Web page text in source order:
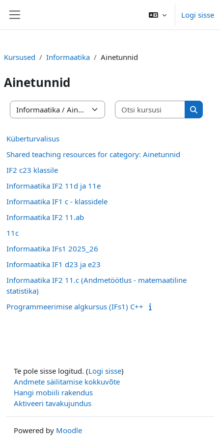
Logi sisse
Kursused Informaatika Ainetunnid
Ainetunnid
Kursuste kategooriad
Otsi
Otsi
Küberturvalisus
Shared teaching resources for category: Ainetunnid
IF2 c23 klassile
Informaatika IF2 11d ja 11e
Informaatika IF1 c - klassidele
Informaatika IF2 11.ab
11c
Informaatika IFs1 2025_26
Informaatika IF1 d23 ja e23
Informaatika IF2 11.c (Andmetöötlus - matemaatiline
statistika)
Programmeerimise algkursus (IFs1) C++
Te pole sisse logitud. (Logi sisse)
Andmete säilitamise kokkuvõte
Hangi mobiili rakendus
Aktiveeri tavakujundus
Powered by Moodle